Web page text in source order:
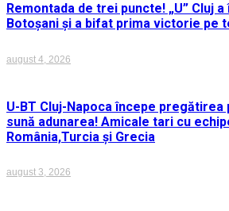
Remontada de trei puncte! „U” Cluj
Botoșani și a bifat prima victorie pe
august 4, 2026
U-BT Cluj-Napoca începe
sună adunarea! Amicale tari cu
România,Turcia și Grecia
august 3, 2026